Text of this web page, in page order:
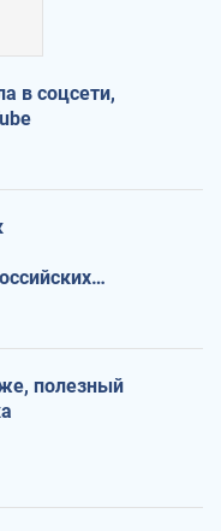
в соцсети,
полезный